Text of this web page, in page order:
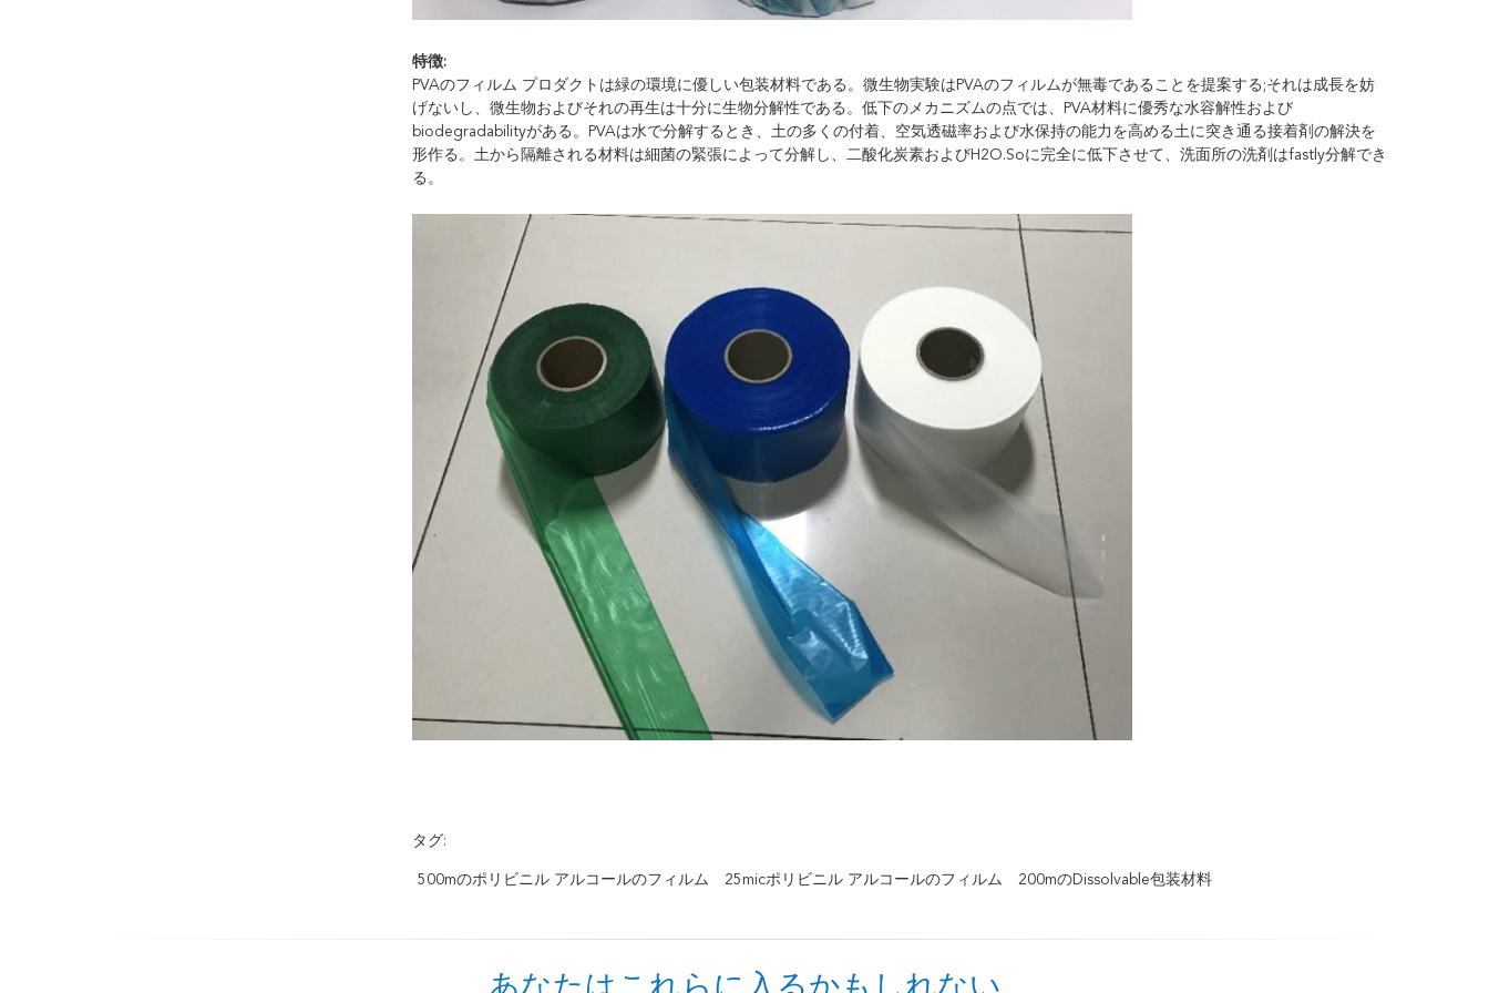
特徴:
PVAのフィルム プロダクトは緑の環境に優しい包装材料である。微生物実験はPVAのフィルムが無毒であることを提案する;それは成長を妨
げないし、微生物およびそれの再生は十分に生物分解性である。低下のメカニズムの点では、PVA材料に優秀な水容解性および
biodegradabilityがある。PVAは水で分解するとき、土の多くの付着、空気透磁率および水保持の能力を高める土に突き通る接着剤の解決を
形作る。土から隔離される材料は細菌の緊張によって分解し、二酸化炭素およびH2O.Soに完全に低下させて、洗面所の洗剤はfastly分解でき
る。
タグ:
500mのポリビニル アルコールのフィルム 25micポリビニル アルコールのフィルム 200mのdissolvable包装材料